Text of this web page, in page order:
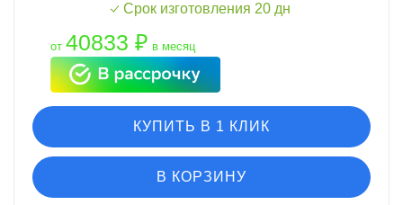
Срок изготовления 20 дн
от 40833 ₽ в месяц
КУПИТЬ В 1 КЛИК
В КОРЗИНУ